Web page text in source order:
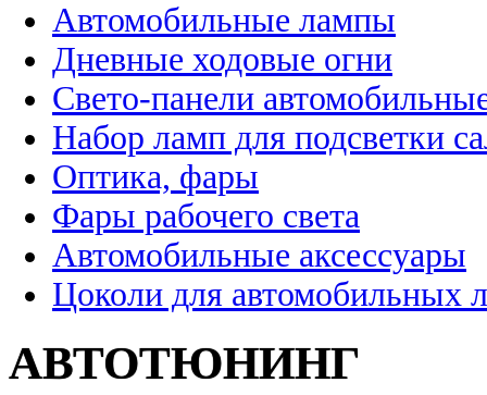
Автомобильные лампы
Дневные ходовые огни
Свето-панели
Набор ламп для подсветки
Оптика, фары
Фары рабочего света
Автомобильные аксессуары
Цоколи для автомобильных
АВТОТЮНИНГ